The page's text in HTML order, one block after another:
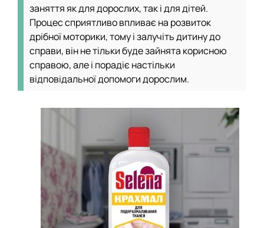
заняття як для дорослих, так і для дітей.
Процес сприятливо впливає на розвиток
дрібної моторики, тому і залучіть дитину до
справи, він не тільки буде зайнята корисною
справою, але і порадіє настільки
відповідальної допомоги дорослим.